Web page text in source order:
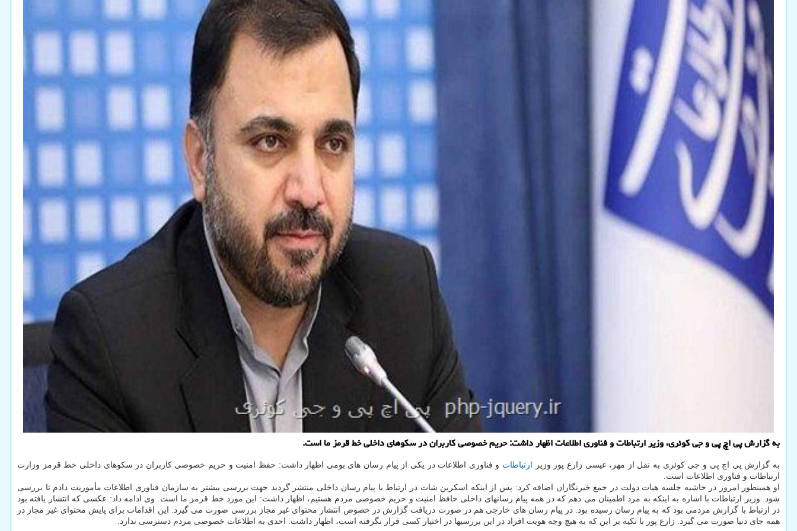
به گزارش پی اچ پی و جی کوئری، وزیر ارتباطات و فناوری اطلاعات اظهار داشت: حریم خصوصی کاربران در سکوهای داخلی خط قرمز ما است.
به گزارش پی اچ پی و جی کوئری به نقل از مهر، عیسی زارع پور وزیر ارتباطات و فناوری اطلاعات در یکی از پیام رسان های بومی اظهار داشت: حفظ امنیت و حریم خصوصی کاربران در سکوهای داخلی خط قرمز وزارت
ارتباطات و فناوری اطلاعات است.
او همینطور امروز در حاشیه جلسه هیات دولت در جمع خبرنگاران اضافه کرد: پس از اینکه اسکرین شات در ارتباط با پیام رسان داخلی منتشر گردید جهت بررسی بیشتر به سازمان فناوری اطلاعات مأموریت دادم تا بررسی
شود. وزیر ارتباطات با اشاره به اینکه به مرد اطمینان می دهم که در همه پیام رسانهای داخلی حافظ امنیت و حریم خصوصی مردم هستیم، اظهار داشت: این مورد خط قرمز ما است. وی ادامه داد: عکسی که انتشار یافته بود
در ارتباط با گزارش مردمی بود که به پیام رسان رسیده بود. در پیام رسان های خارجی هم در صورت دریافت گزارش در خصوص انتشار محتوای غیر مجاز بررسی صورت می گیرد. این اقدامات برای پایش محتوای غیر مجاز در
همه جای دنیا صورت می گیرد. زارع پور با تکیه بر این که به هیچ وجه هویت افراد در این بررسیها در اختیار کسی قرار نگرفته است، اظهار داشت: احدی به اطلاعات خصوصی مردم دسترسی ندارد.